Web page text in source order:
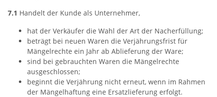
7.1 Handelt der Kunde als Unternehmer,
hat der Verkäufer die Wahl der Art der Nacherfüllung;
beträgt bei neuen Waren die Verjährungsfrist für
Mängelrechte ein Jahr ab Ablieferung der Ware;
sind bei gebrauchten Waren die Mängelrechte
ausgeschlossen;
beginnt die Verjährung nicht erneut, wenn im Rahmen
der Mängelhaftung eine Ersatzlieferung erfolgt.